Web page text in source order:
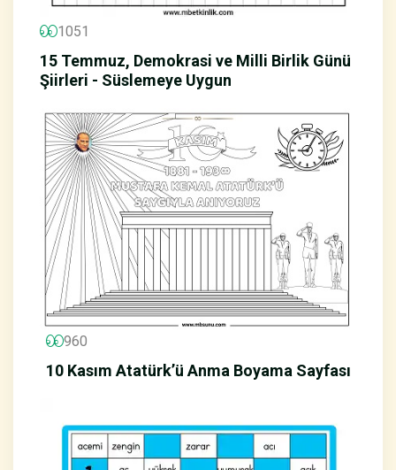
1051
15 Temmuz, Demokrasi ve Milli Birlik Günü
Şiirleri - Süslemeye Uygun
960
10 Kasım Atatürk’ü Anma Boyama Sayfası